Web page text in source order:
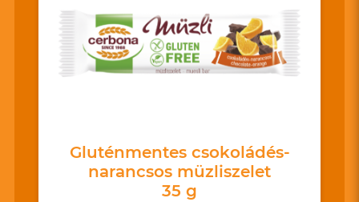
Gluténmentes csokoládés-
narancsos müzliszelet
35 g